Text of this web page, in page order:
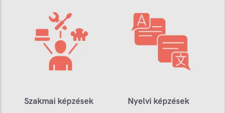
Szakmai képzések Nyelvi képzések